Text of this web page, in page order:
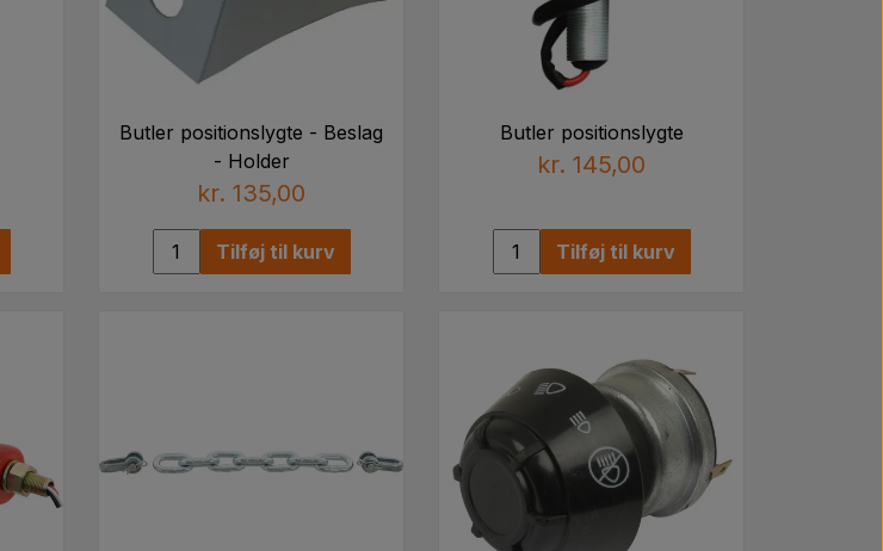
Butler positionslygte - Beslag
- Holder
kr. 135,00
Tilføj til kurv
Butler positionslygte
kr. 145,00
Tilføj til kurv